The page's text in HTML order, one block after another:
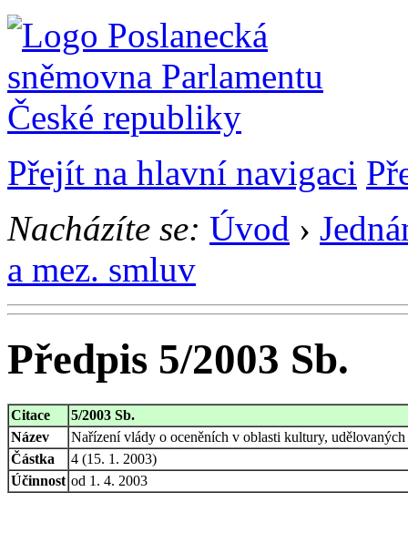
Přejít na hlavní navigaci
Nacházíte se: Úvod ›
a mez. smluv
Předpis 5/2003 Sb.
Citace
5/2003 Sb.
Název
Nařízení vlády o oceněních v oblasti kultury,
Částka
4 (15. 1. 2003)
Účinnost od 1. 4. 2003